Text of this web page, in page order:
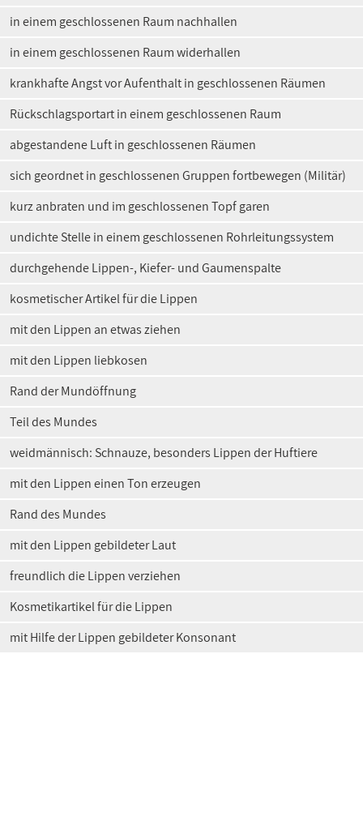
in einem geschlossenen Raum nachhallen
in einem geschlossenen Raum widerhallen
krankhafte Angst vor Aufenthalt in geschlossenen Räumen
Rückschlagsportart in einem geschlossenen Raum
abgestandene Luft in geschlossenen Räumen
sich geordnet in geschlossenen Gruppen fortbewegen (Militär)
kurz anbraten und im geschlossenen Topf garen
undichte Stelle in einem geschlossenen Rohrleitungssystem
durchgehende Lippen-, Kiefer- und Gaumenspalte
kosmetischer Artikel für die Lippen
mit den Lippen an etwas ziehen
mit den Lippen liebkosen
Rand der Mundöffnung
Teil des Mundes
weidmännisch: Schnauze, besonders Lippen der Huftiere
mit den Lippen einen Ton erzeugen
Rand des Mundes
mit den Lippen gebildeter Laut
freundlich die Lippen verziehen
Kosmetikartikel für die Lippen
mit Hilfe der Lippen gebildeter Konsonant